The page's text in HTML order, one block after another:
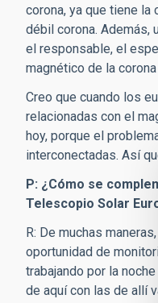
corona, ya que tiene
débil corona. Además,
el responsable, el
magnético de la
Creo que cuando los
relacionadas con el
hoy, porque el
interconectadas. Así
P: ¿Cómo se
Telescopio Solar
R: De muchas
oportunidad de
trabajando por la
de aquí con las de allí